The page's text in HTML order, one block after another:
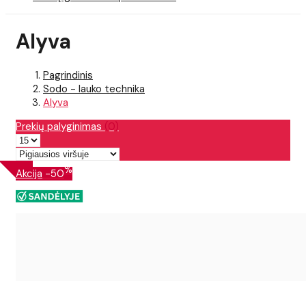
Alyva
Pagrindinis
Sodo - lauko technika
Alyva
Prekių palyginimas (0)
Akcija -50%